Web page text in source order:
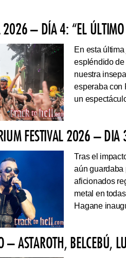
2026 – DÍA 4: “EL
En esta
espléndido
nuestra
esperaba con
un
FESTIVAL 2026 – DIA
Tras el
aún guardaba
aficionados
metal en
Hagane
– ASTAROTH, BELCEBÚ,